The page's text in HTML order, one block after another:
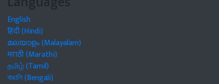
English
हिंदी (Hindi)
മലയാളം (Malayalam)
मराठी (Marathi)
தமிழ் (Tamil)
বাঙালি (Bengali)